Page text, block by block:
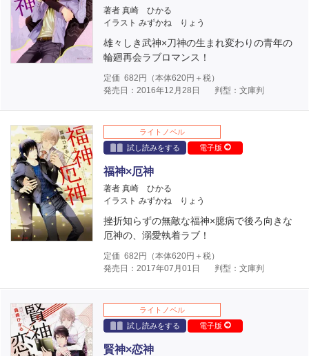
著者 真崎 ひかる
イラスト みずかね りょう
雄々しき武神×刀神の生まれ変わりの青年の
輪廻再会ラブロマンス！
定価 682 円（本体620円＋税）
発売日：2016年12月28日
判型：文庫判
ライトノベル
試し読みをする
電子版
福神×厄神
著者 真崎 ひかる
イラスト みずかね りょう
挫折知らずの無敵な福神×臆病で後ろ向きな
厄神の、溺愛執着ラブ！
定価 682 円（本体620円＋税）
発売日：2017年07月01日
判型：文庫判
ライトノベル
試し読みをする
電子版
賢神×恋神